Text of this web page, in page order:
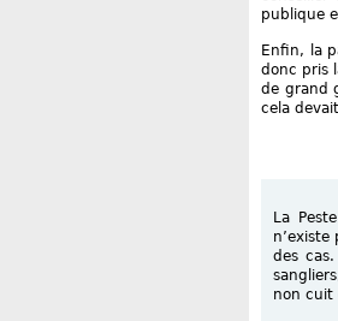
publique
Enfin, la
donc pris
de grand
cela
La
des
non cuit